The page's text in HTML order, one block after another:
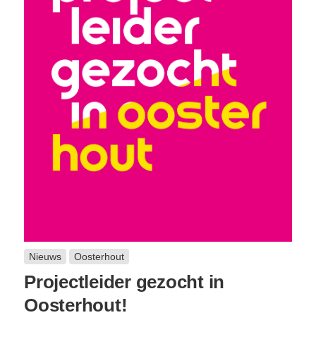
Nieuws Oosterhout
Projectleider gezocht in
Oosterhout!